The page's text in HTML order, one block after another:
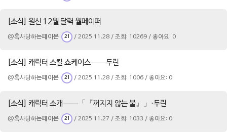
[소식] 원신 12월 달력 월페이퍼
@혹사당하는페이몬 21 / 2025.11.28 / 조회: 10269 / 좋아요: 0
[소식] 캐릭터 스킬 쇼케이스——두린
@혹사당하는페이몬 21 / 2025.11.28 / 조회: 1006 / 좋아요: 0
[소식] 캐릭터 소개——「『꺼지지 않는 불』」·두린
@혹사당하는페이몬 21 / 2025.11.27 / 조회: 1033 / 좋아요: 0